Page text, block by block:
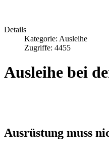
Details
Kategorie: Ausleihe
Zugriffe: 4455
Ausleihe bei
Ausrüstung muss